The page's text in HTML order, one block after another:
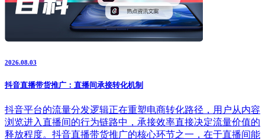
2026.08.03
抖音直播带货推广：直播间承接转化机制
抖音平台的流量分发逻辑正在重塑电商转化路径，用户从内容
浏览进入直播间的行为链路中，承接效率直接决定流量价值的
释放程度。抖音直播带货推广的核心环节之一，在于直播间能